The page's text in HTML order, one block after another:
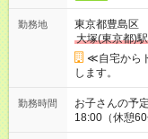
勤務地
東京都豊島区
大塚(東京都)駅
≪自宅から
します。
勤務時間
お子さんの予定にも
18:00（休憩
19:00（休憩60分） ※Wワーク希望の方へ 今